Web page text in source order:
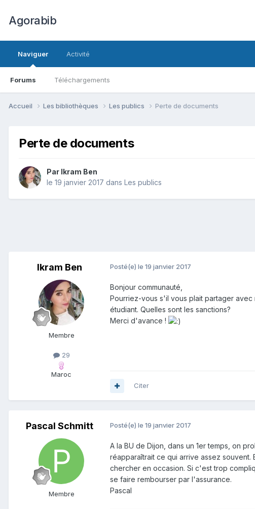
Agorabib
Naviguer
Forums Téléchargements
Activité
Accueil Les bibliothèques Les publics Perte de documents
Perte de documents
Par Ikram Ben
le 19 janvier 2017 dans Les publics
Ikram Ben
Membre
29
Maroc
Posté(e) le 19 janvier 2017
Bonjour communauté,
Pourriez-vous s'il vous plait partager
étudiant. Quelles sont les sanctions?
Merci d'avance !
Citer
Pascal Schmitt
Membre
Posté(e) le 19 janvier 2017
A la BU de Dijon, dans un 1er temps, on
réapparaîtrait ce qui arrive assez souvent.
chercher en occasion. Si c'est trop
se faire rembourser par l'assurance.
Pascal